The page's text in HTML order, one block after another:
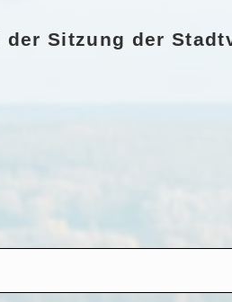
der Sitzung der